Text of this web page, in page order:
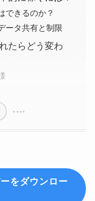
できるのか？
ータ共有と制限
たらどう変わ
をダウンロー